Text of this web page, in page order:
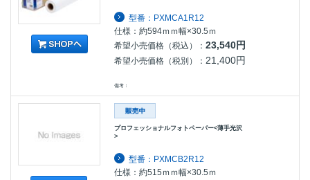
型番：PXMCA1R12
仕様：約594ｍｍ幅×30.5ｍ
希望小売価格（税込）：23,540円
希望小売価格（税別）： 21,400円
備考：
プロフェッショナルフォトペーパー<薄手光沢
>
型番：PXMCB2R12
仕様：約515ｍｍ幅×30.5ｍ